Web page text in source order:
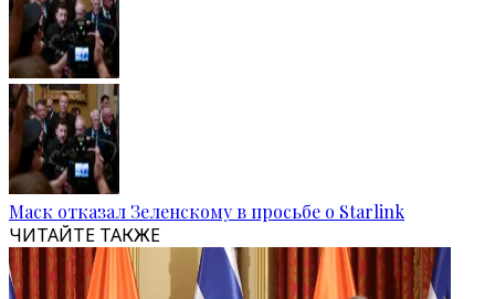
Маск отказал Зеленскому в просьбе о Starlink
ЧИТАЙТЕ ТАКЖЕ